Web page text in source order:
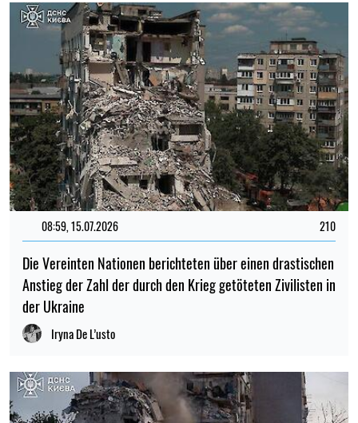
08:59, 15.07.2026 210
Die Vereinten Nationen berichteten über einen drastischen
Anstieg der Zahl der durch den Krieg getöteten Zivilisten in
der Ukraine
Iryna De L’usto